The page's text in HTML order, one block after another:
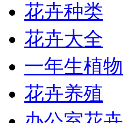
花卉种类
花卉大全
一年生植物
花卉养殖